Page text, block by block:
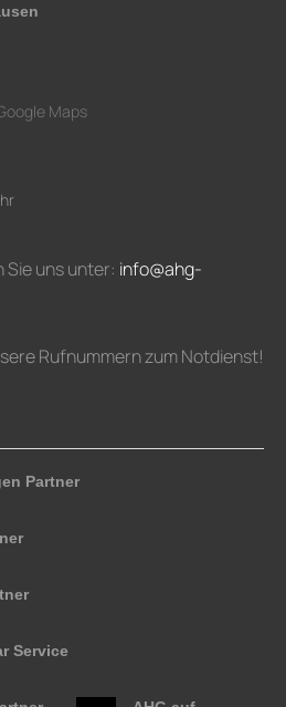
Maps
Sie uns unter: info@ahg-
Rufnummern zum Notdienst!
Partner
Service